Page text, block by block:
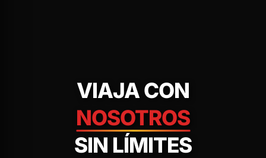
VIAJA CON
NOSOTROS
SIN LÍMITES